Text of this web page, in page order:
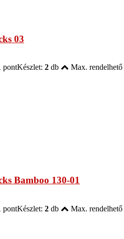
03
pontKészlet: 2 db Max. rendelhető
Bamboo 130-01
pontKészlet: 2 db Max. rendelhető